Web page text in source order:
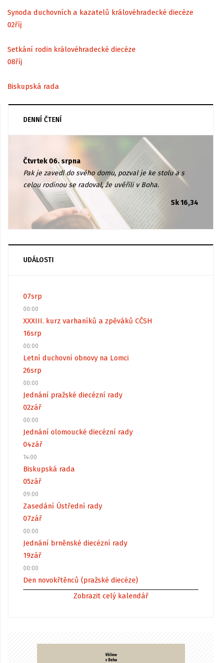
Synoda duchovních a kazatelů královéhradecké diecéze
02říj
Setkání rodin královéhradecké diecéze
08říj
Biskupská rada
DENNÍ ČTENÍ
Čtvrtek 06. srpna
Pak je zavedl do svého domu, pozval je ke stolu a s
celou rodinou se radoval, že uvěřili v Boha.
Sk 16,34
UDÁLOSTI
07srp
00:00
XXXIII. kurz varhaníků a zpěváků CČSH
16srp
00:00
Letní duchovní obnovy na Lomci
26srp
00:00
Jednání pražské diecézní rady
02zář
00:00
Jednání olomoucké diecézní rady
04zář
14:00
Biskupská rada
05zář
09:00
Zasedání Ústřední rady
07zář
00:00
Jednání brněnské diecézní rady
19zář
00:00
Den novokřtěnců (pražské diecéze)
Zobrazit celý kalendář